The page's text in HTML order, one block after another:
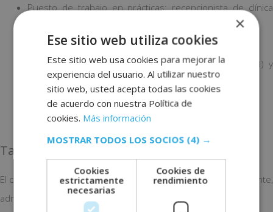
Puesto de trabajo en prácticas: recepcionista de clínica
Empresa: Arapiles Dental.
Horario: de lunes a jueves (de 10-14 y de 15 a 20) y
viernes (de 10-14 y de 15 a 18).
Fecha de inicio: incorporación inmediata.
Localización: Zona Quevedo (Madrid).
Tareas a realizar
El candidato/a realizará tareas de recepción, atención al paciente,
administración y gestión.
×
Ese sitio web utiliza cookies
Este sitio web usa cookies para mejorar la
experiencia del usuario. Al utilizar nuestro
sitio web, usted acepta todas las cookies
de acuerdo con nuestra Política de
cookies. Más información
MOSTRAR TODOS LOS SOCIOS (4) →
Cookies
estrictamente
necesarias
Cookies de
rendimiento